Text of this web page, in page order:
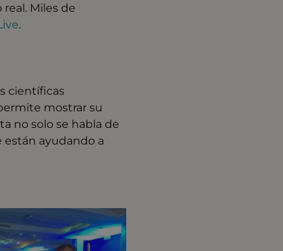
Miles de
.
científicas
mostrar su
no solo se habla de
ayudando a